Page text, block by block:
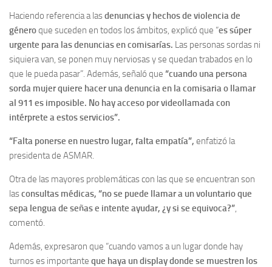
Haciendo referencia a lasdenuncias y hechos de violencia de
géneroque suceden en todos los ámbitos, explicó que “es súper
urgente para las denuncias en comisarías. Las personas sordas ni
siquiera van, se ponen muy nerviosas y se quedan trabados en lo
que le pueda pasar”. Además, señaló que “cuando una persona
sorda mujer quiere hacer una denuncia en la comisaria o llamar
al 911 es imposible. No hay acceso por videollamada con
intérprete a estos servicios”.
“Falta ponerse en nuestro lugar, falta empatía”, enfatizó la
presidenta de ASMAR.
Otra de las mayores problemáticas con las que se encuentran son
lasconsultas médicas, “no se puede llamar a un voluntario que
sepa lengua de señas e intente ayudar, ¿y si se equivoca?”,
comentó.
Además, expresaron que “cuando vamos a un lugar donde hay
turnos es importante que haya un display donde se muestren los